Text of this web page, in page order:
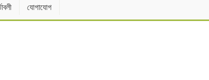
যোগাযোগ